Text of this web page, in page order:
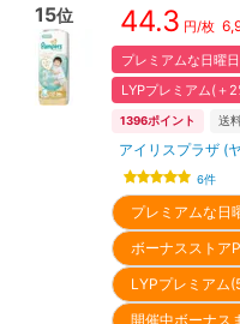
15位 44.3 円/枚
プレミアムな日曜
LYPプレミアム(＋
1396ポイント 送
アイリスプラザ (
6件
プレミアムな
ボーナススト
LYPプレミア
開催中ボーナ